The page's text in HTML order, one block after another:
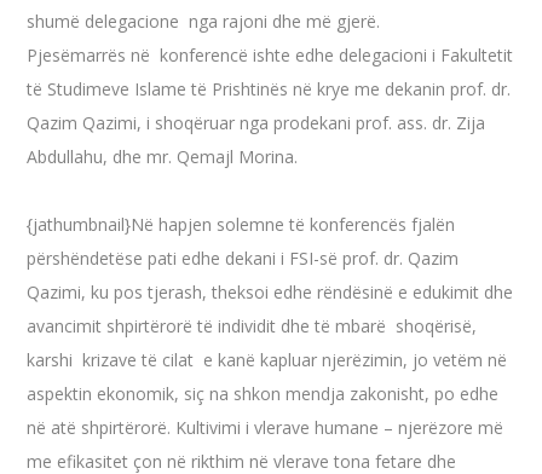
shumë delegacione nga rajoni dhe më gjerë.
Pjesëmarrës në konferencë ishte edhe delegacioni i Fakultetit
të Studimeve Islame të Prishtinës në krye me dekanin prof. dr.
Qazim Qazimi, i shoqëruar nga prodekani prof. ass. dr. Zija
Abdullahu, dhe mr. Qemajl Morina.
{jathumbnail}Në hapjen solemne të konferencës fjalën
përshëndetëse pati edhe dekani i FSI-së prof. dr. Qazim
Qazimi, ku pos tjerash, theksoi edhe rëndësinë e edukimit dhe
avancimit shpirtërorë të individit dhe të mbarë shoqërisë,
karshi krizave të cilat e kanë kapluar njerëzimin, jo vetëm në
aspektin ekonomik, siç na shkon mendja zakonisht, po edhe
në atë shpirtërorë. Kultivimi i vlerave humane – njerëzore më
me efikasitet çon në rikthim në vlerave tona fetare dhe